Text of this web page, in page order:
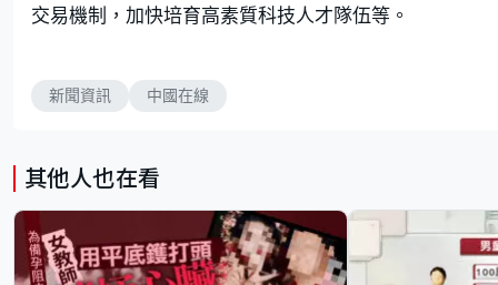
交易機制，加快培育高素質科技人才隊伍等。
新聞資訊 中國在線
其他人也在看